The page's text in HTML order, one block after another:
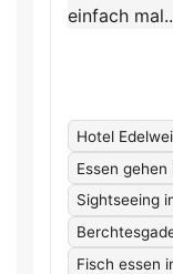
einfach
Hotel
Essen
Sightseeing
Fisch essen